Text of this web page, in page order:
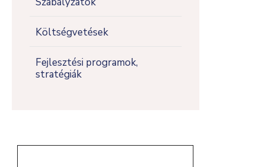
Költségvetések
Fejlesztési programok,
stratégiák